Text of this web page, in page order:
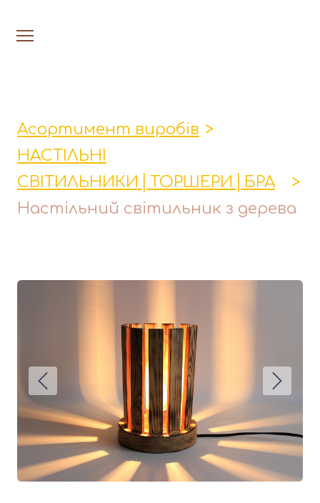
Лавки│Табурети│Столи
Миски│Тарілки
Вази
Фігури й статуетки
Догляд за виробами
Доставка та оплата
Контакти
Асортимент виробів
НАСТІЛЬНІ
СВІТИЛЬНИКИ│ТОРШЕРИ│БРА
Настільний світильник з дерева